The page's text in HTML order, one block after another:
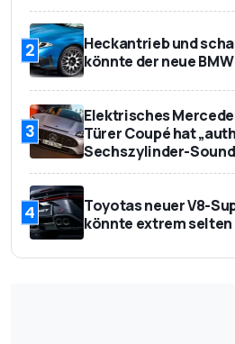
2
Heckantrieb und
könnte der neue
3
Elektrisches
Türer Coupé hat
Sechszylinder-Sound
4
Toyotas neuer V8-
könnte extrem selten